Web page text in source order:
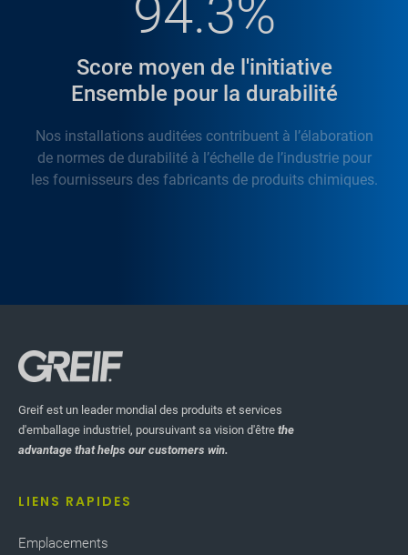
94.3%
Score moyen de l'initiative
Ensemble pour la durabilité
Nos installations auditées contribuent à l’élaboration
de normes de durabilité à l’échelle de l’industrie pour
les fournisseurs des fabricants de produits chimiques.
Greif est un leader mondial des produits et services
d'emballage industriel, poursuivant sa vision d'être the
advantage that helps our customers win.
LIENS RAPIDES
Emplacements